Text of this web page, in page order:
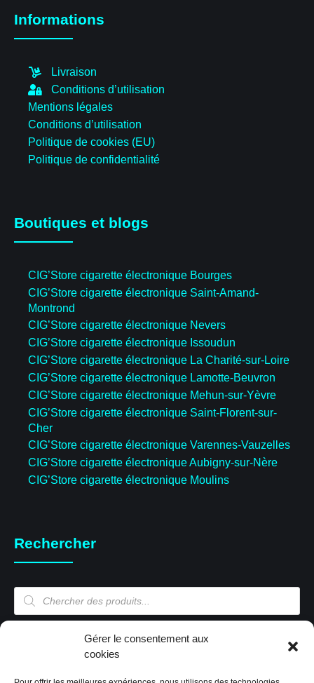
Gérer le consentement aux
cookies
Informations
Livraison
Conditions d’utilisation
Mentions légales
Conditions d’utilisation
Politique de cookies (EU)
Politique de confidentialité
Boutiques et blogs
CIG’Store cigarette électronique Bourges
CIG’Store cigarette électronique Saint-Amand-
Montrond
CIG’Store cigarette électronique Nevers
CIG’Store cigarette électronique Issoudun
CIG’Store cigarette électronique La Charité-sur-Loire
CIG’Store cigarette électronique Lamotte-Beuvron
CIG’Store cigarette électronique Mehun-sur-Yèvre
CIG’Store cigarette électronique Saint-Florent-sur-
Cher
CIG’Store cigarette électronique Varennes-Vauzelles
CIG’Store cigarette électronique Aubigny-sur-Nère
CIG’Store cigarette électronique Moulins
Rechercher
Recherche
produits
Mon compte